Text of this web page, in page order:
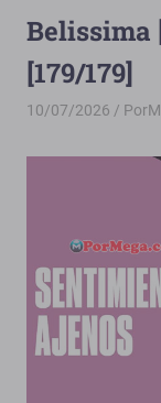
Belissima
[179/179]
10/07/2026